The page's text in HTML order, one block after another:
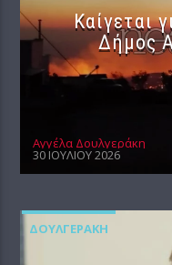
Καίγεται
Δήμος
Αγγέλα Δουλγεράκη
30 ΙΟΥΛΊΟΥ 2026
ΔΟΥΛΓΕΡΆΚΗ